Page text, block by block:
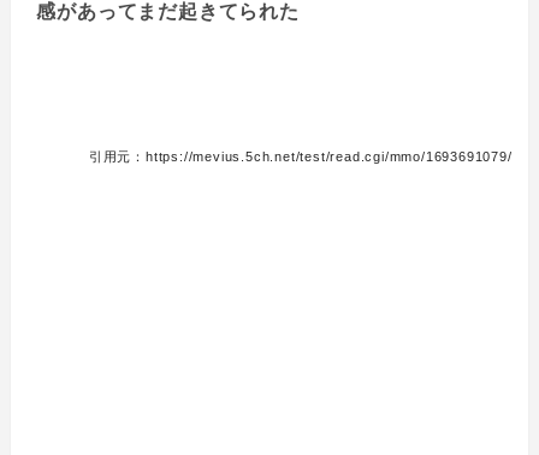
感があってまだ起きてられた
引用元：https://mevius.5ch.net/test/read.cgi/mmo/1693691079/